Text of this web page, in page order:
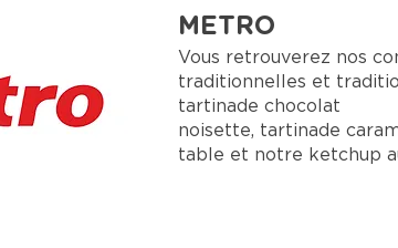
METRO
Vous retrouverez nos
traditionnelles et
tartinade chocolat
noisette, tartinade
table et notre ketchup